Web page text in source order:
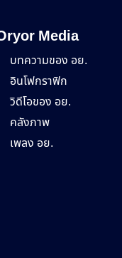
Media
บทความของ อย.
อินโฟกราฟิก
วิดีโอของ อย.
คลังภาพ
เพลง อย.